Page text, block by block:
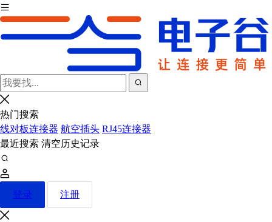
热门搜索
线对板连接器 航空插头 RJ45连接器
最近搜索 清空历史记录
登录 注册